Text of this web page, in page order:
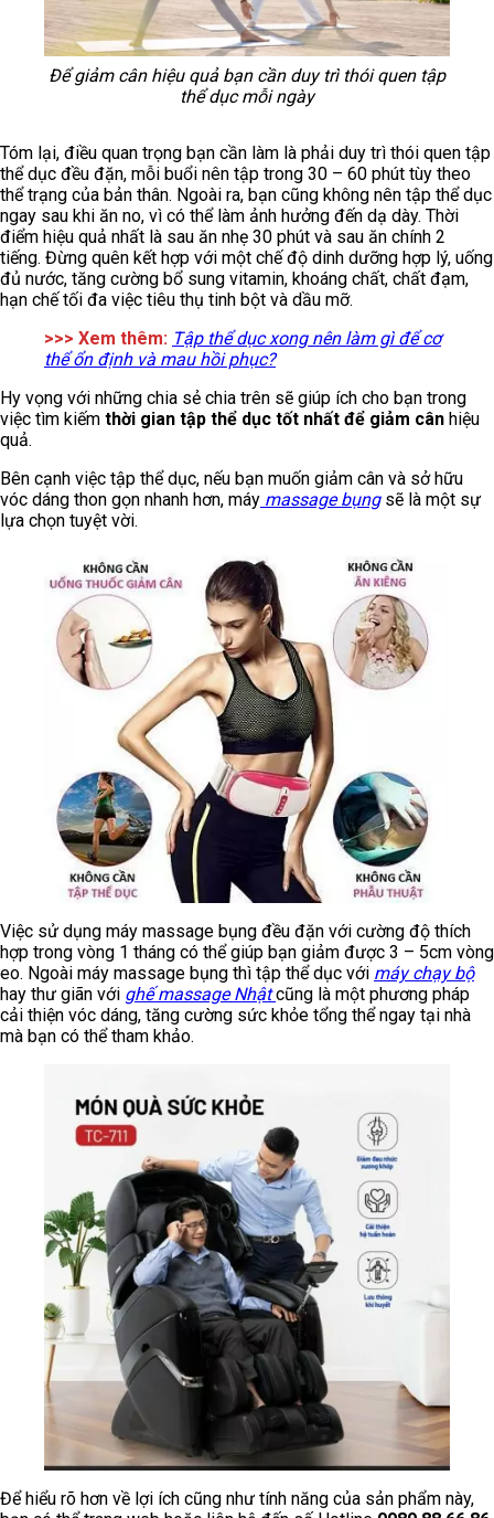
Để giảm cân hiệu quả bạn cần duy trì thói quen tập
thể dục mỗi ngày
Tóm lại, điều quan trọng bạn cần làm là phải duy trì thói quen tập
thể dục đều đặn, mỗi buổi nên tập trong 30 – 60 phút tùy theo
thể trạng của bản thân. Ngoài ra, bạn cũng không nên tập thể dục
ngay sau khi ăn no, vì có thể làm ảnh hưởng đến dạ dày. Thời
điểm hiệu quả nhất là sau ăn nhẹ 30 phút và sau ăn chính 2
tiếng. Đừng quên kết hợp với một chế độ dinh dưỡng hợp lý, uống
đủ nước, tăng cường bổ sung vitamin, khoáng chất, chất đạm,
hạn chế tối đa việc tiêu thụ tinh bột và dầu mỡ.
>>> Xem thêm: Tập thể dục xong nên làm gì để cơ
thể ổn định và mau hồi phục?
Hy vọng với những chia sẻ chia trên sẽ giúp ích cho bạn trong
việc tìm kiếm thời gian tập thể dục tốt nhất để giảm cân hiệu
quả.
Bên cạnh việc tập thể dục, nếu bạn muốn giảm cân và sở hữu
vóc dáng thon gọn nhanh hơn, máy massage bụngsẽ là một sự
lựa chọn tuyệt vời.
Việc sử dụng máy massage bụng đều đặn với cường độ thích
hợp trong vòng 1 tháng có thể giúp bạn giảm được 3 – 5cm vòng
eo. Ngoài máy massage bụng thì tập thể dục với máy chạy bộ
hay thư giãn với ghế massage Nhậtcũng là một phương pháp
cải thiện vóc dáng, tăng cường sức khỏe tổng thể ngay tại nhà
mà bạn có thể tham khảo.
Để hiểu rõ hơn về lợi ích cũng như tính năng của sản phẩm này,